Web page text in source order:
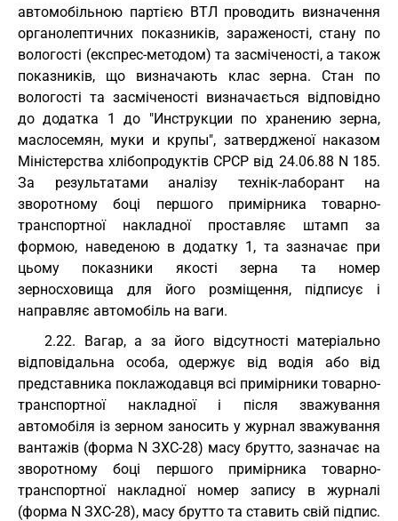
автомобільною партією ВТЛ проводить визначення
органолептичних показників, зараженості, стану по
вологості (експрес-методом) та засміченості, а також
показників, що визначають клас зерна. Стан по
вологості та засміченості визначається відповідно
до додатка 1 до "Инструкции по хранению зерна,
маслосемян, муки и крупы", затвердженої наказом
Міністерства хлібопродуктів СРСР від 24.06.88 N 185.
За результатами аналізу технік-лаборант на
зворотному боці першого примірника товарно-
транспортної накладної проставляє штамп за
формою, наведеною в додатку 1, та зазначає при
цьому показники якості зерна та номер
зерносховища для його розміщення, підписує і
направляє автомобіль на ваги.
2.22. Вагар, а за його відсутності матеріально
відповідальна особа, одержує від водія або від
представника поклажодавця всі примірники товарно-
транспортної накладної і після зважування
автомобіля із зерном заносить у журнал зважування
вантажів (форма N ЗХС-28) масу брутто, зазначає на
зворотному боці першого примірника товарно-
транспортної накладної номер запису в журналі
(форма N ЗХС-28), масу брутто та ставить свій підпис.